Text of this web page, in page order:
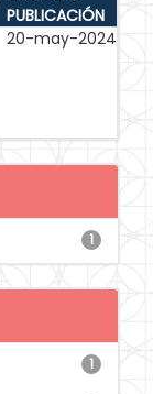
PUBLICACIÓN
20-may-2024
1
1